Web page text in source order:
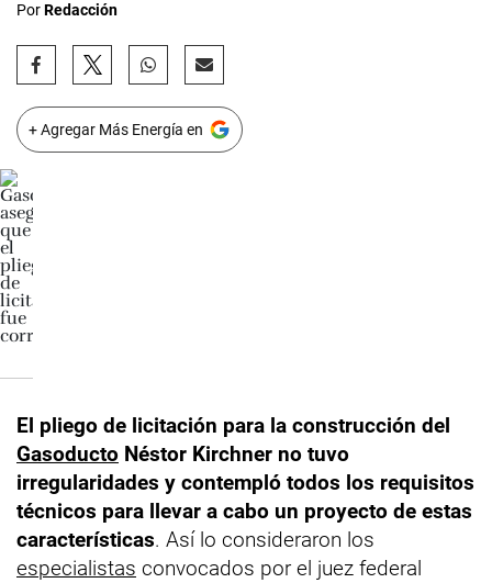
PorRedacción
+ Agregar Más Energía en
El pliego de licitación para la construcción del
Gasoducto Néstor Kirchner no tuvo
irregularidades y contempló todos los requisitos
técnicos para llevar a cabo un proyecto de estas
características. Así lo consideraron los
especialistas convocados por el juez federal